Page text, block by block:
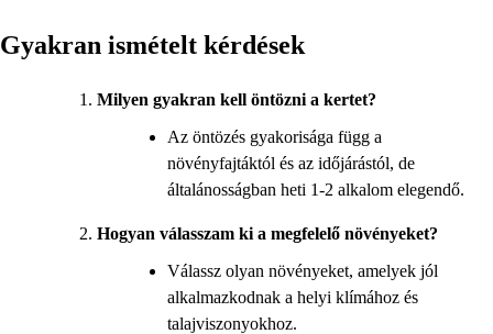
Gyakran ismételt kérdések
Milyen gyakran kell öntözni a kertet?
Az öntözés gyakorisága függ a
növényfajtáktól és az időjárástól, de
általánosságban heti 1-2 alkalom elegendő.
Hogyan válasszam ki a megfelelő növényeket?
Válassz olyan növényeket, amelyek jól
alkalmazkodnak a helyi klímához és
talajviszonyokhoz.